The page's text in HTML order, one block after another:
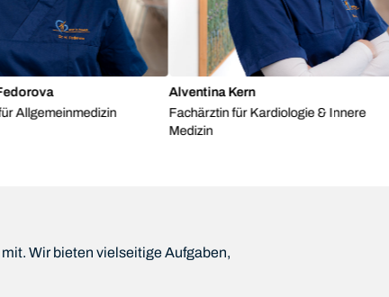
Alventina Kern
Fachärztin für Kardiologie & Innere
Medizin
Wir bieten vielseitige Aufgaben,